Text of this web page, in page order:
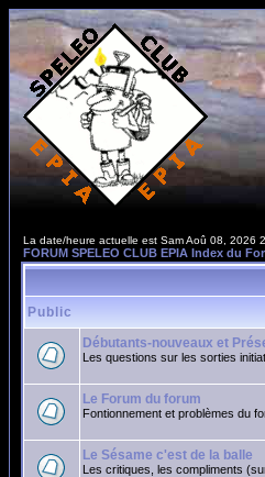
La date/heure actuelle est Sam Aoû 08, 2026
FORUM SPELEO CLUB EPIA Index du
Public
Débutants-nouveaux et
Les questions sur les sorties
Le Forum du forum
Fontionnement et problèmes du
Le Sésame c'est de la balle
Les critiques, les compliments